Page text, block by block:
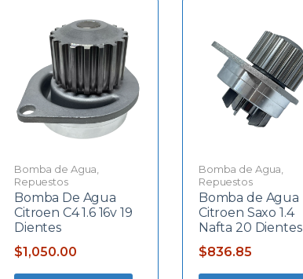
Bomba de Agua
Repuestos
Bomba De Agua
Citroen C4 1.6 16v 19
Dientes
$1,050.00
Bomba de Agua
Repuestos
Bomba de Agua
Citroen Saxo 1.4
Nafta 20 Dientes
$836.85